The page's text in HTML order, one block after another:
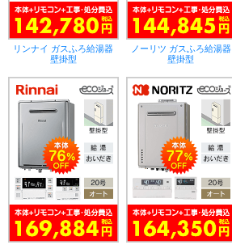
リンナイ ガスふろ給湯器
壁掛型
ノーリツ ガスふろ給湯器
壁掛型